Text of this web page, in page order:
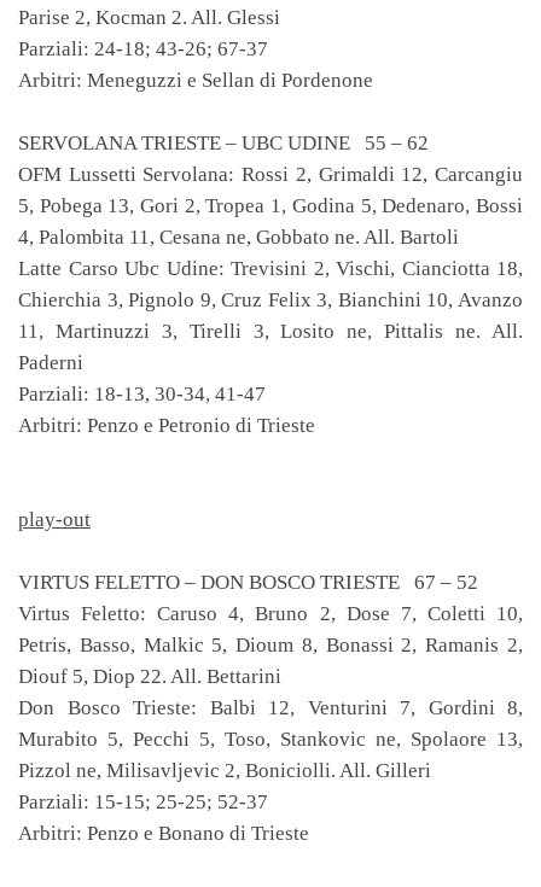
Parise 2, Kocman 2. All. Glessi
Parziali: 24-18; 43-26; 67-37
Arbitri: Meneguzzi e Sellan di Pordenone
SERVOLANA TRIESTE – UBC UDINE 55 – 62
OFM Lussetti Servolana: Rossi 2, Grimaldi 12, Carcangiu
5, Pobega 13, Gori 2, Tropea 1, Godina 5, Dedenaro, Bossi
4, Palombita 11, Cesana ne, Gobbato ne. All. Bartoli
Latte Carso Ubc Udine: Trevisini 2, Vischi, Cianciotta 18,
Chierchia 3, Pignolo 9, Cruz Felix 3, Bianchini 10, Avanzo
11, Martinuzzi 3, Tirelli 3, Losito ne, Pittalis ne. All.
Paderni
Parziali: 18-13, 30-34, 41-47
Arbitri: Penzo e Petronio di Trieste
play-out
VIRTUS FELETTO – DON BOSCO TRIESTE 67 – 52
Virtus Feletto: Caruso 4, Bruno 2, Dose 7, Coletti 10,
Petris, Basso, Malkic 5, Dioum 8, Bonassi 2, Ramanis 2,
Diouf 5, Diop 22. All. Bettarini
Don Bosco Trieste: Balbi 12, Venturini 7, Gordini 8,
Murabito 5, Pecchi 5, Toso, Stankovic ne, Spolaore 13,
Pizzol ne, Milisavljevic 2, Boniciolli. All. Gilleri
Parziali: 15-15; 25-25; 52-37
Arbitri: Penzo e Bonano di Trieste